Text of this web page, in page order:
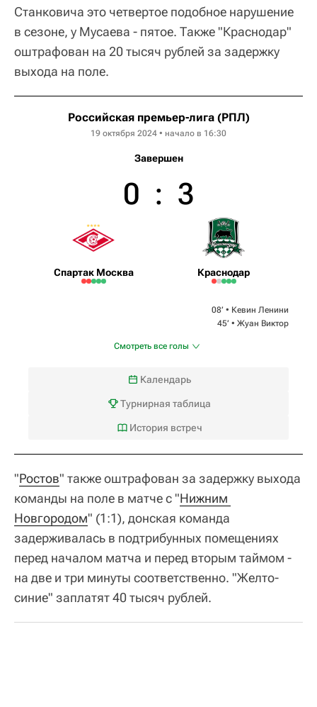
Станковича это четвертое подобное нарушение
в сезоне, у Мусаева - пятое. Также "Краснодар"
оштрафован на 20 тысяч рублей за задержку
выхода на поле.
Российская премьер-лига (РПЛ)
19 октября 2024 • начало в 16:30
Завершен
Спартак Москва
0 : 3
Краснодар
08‎’‎ • Кевин Ленини
45‎’‎ • Жуан Виктор
Смотреть все голы
Календарь
Турнирная таблица
История встреч
"Ростов" также оштрафован за задержку выхода
команды на поле в матче с "Нижним
Новгородом" (1:1), донская команда
задерживалась в подтрибунных помещениях
перед началом матча и перед вторым таймом -
на две и три минуты соответственно. "Желто-
синие" заплатят 40 тысяч рублей.